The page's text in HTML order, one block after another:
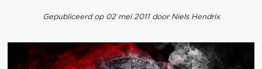
Gepubliceerd op 02 mei 2011 door Niels Hendrix